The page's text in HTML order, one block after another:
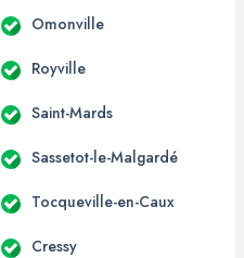
Omonville
Royville
Saint-Mards
Sassetot-le-Malgardé
Tocqueville-en-Caux
Cressy